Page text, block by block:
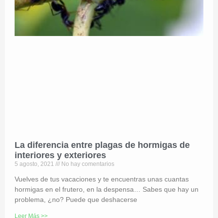
La diferencia entre plagas de hormigas de
interiores y exteriores
5 agosto, 2021 No hay comentarios
Vuelves de tus vacaciones y te encuentras unas cuantas
hormigas en el frutero, en la despensa… Sabes que hay un
problema, ¿no? Puede que deshacerse
Leer Más >>